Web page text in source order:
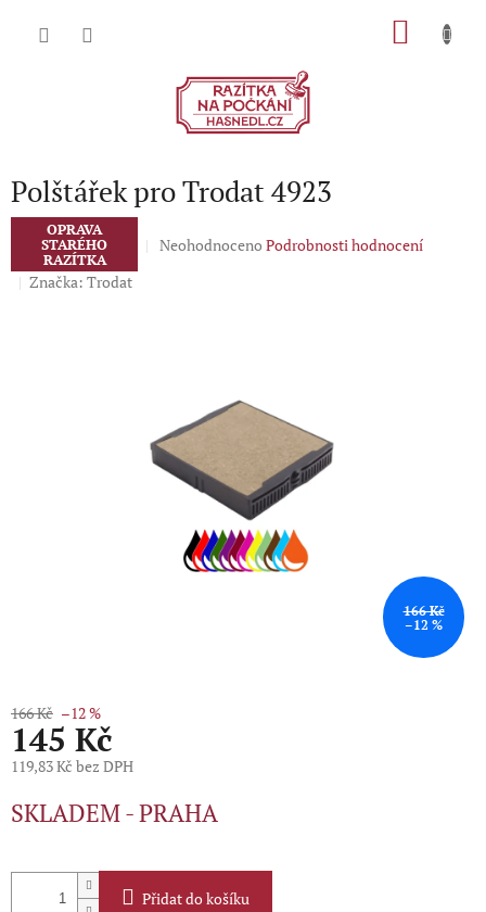
Polštářek pro Trodat 4923
OPRAVA
STARÉHO
RAZÍTKA
Průměrné
Neohodnoceno Podrobnosti hodnocení
Značka: Trodat
166 Kč
–12 %
166 Kč –12 %
145 Kč
119,83 Kč bez DPH
cena:
SKLADEM - PRAHA
Přidat do košíku